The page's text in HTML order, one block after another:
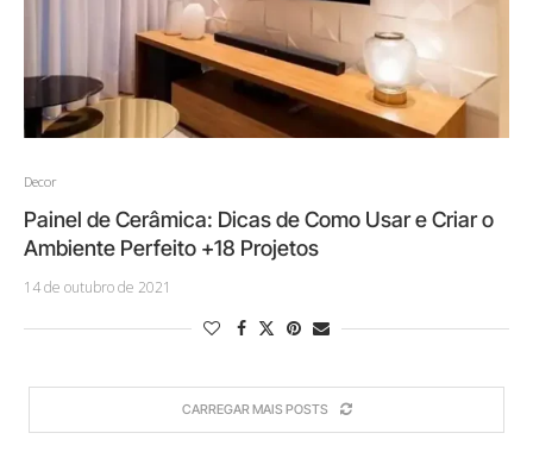
Decor
Painel de Cerâmica: Dicas de Como Usar e Criar o
Ambiente Perfeito +18 Projetos
14 de outubro de 2021
CARREGAR MAIS POSTS